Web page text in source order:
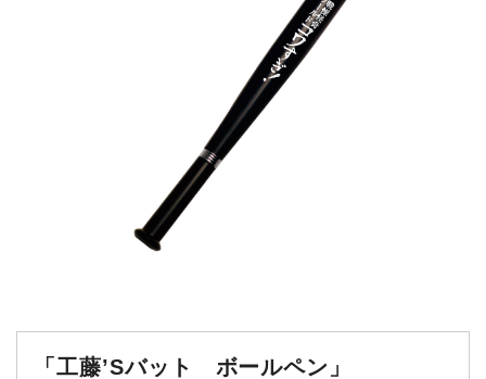
「工藤’Sバット ボールペン」